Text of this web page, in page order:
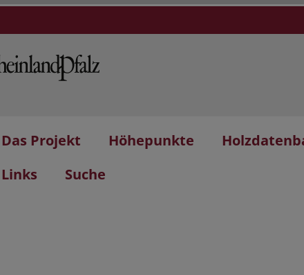
Das Projekt Höhepunkte
Links
Suche